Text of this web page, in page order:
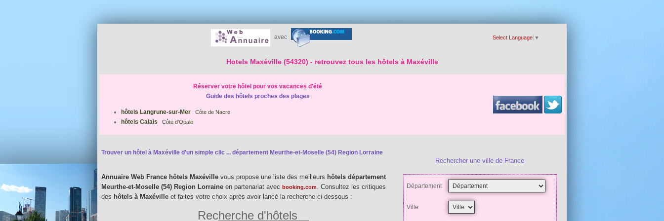
avec Select Language ▼
Hotels Maxéville (54320) - retrouvez tous les hôtels à Maxéville
Réserver votre hôtel pour vos vacances d'été
Guide des hôtels proches des plages
hôtels Langrune-sur-Mer Côte de Nacre
hôtels Calais Côte d'Opale
Trouver un hôtel à Maxéville d'un simple clic ... département Meurthe-et-Moselle (54) Region Lorraine
Annuaire Web France hôtels Maxéville vous propose une liste des meilleurs hôtels département
Meurthe-et-Moselle (54) Region Lorraine en partenariat avec booking.com
. Consultez les critiques
des hôtels à Maxéville et faites votre choix après avoir lancé la recherche ci-dessous :
Recherche d'hôtels
Rechercher une ville de France
Département
Ville